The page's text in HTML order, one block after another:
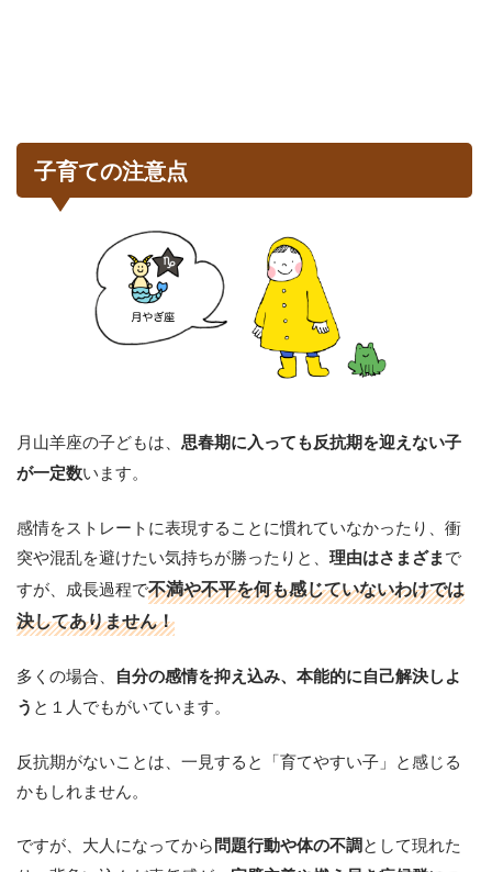
子育ての注意点
月山羊座の子どもは、 思春期に入っても反抗期を迎えない子
が一定数います。
感情をストレートに表現することに慣れていなかったり、衝
突や混乱を避けたい気持ちが勝ったりと、 理由はさまざまで
すが、成長過程で不満や不平を何も感じていないわけでは
決してありません！
多くの場合、 自分の感情を抑え込み、本能的に自己解決しよ
う と１人でもがいています。
反抗期がないことは、一見すると「育てやすい子」と感じる
かもしれません。
ですが、大人になってから問題行動や体の不調として現れた